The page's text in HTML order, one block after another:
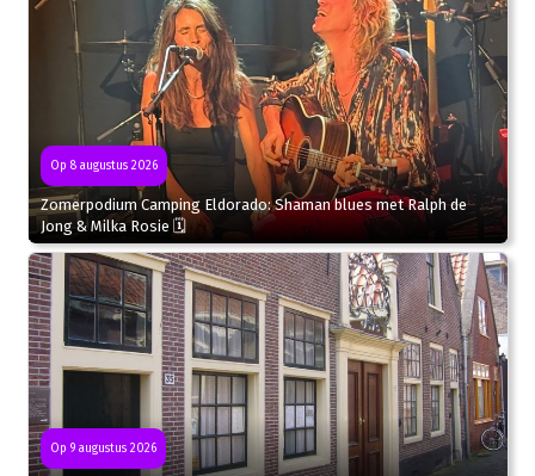
Op 8 augustus 2026
Zomerpodium Camping Eldorado: Shaman blues met Ralph de
Jong & Milka Rosie 🗓
Op 9 augustus 2026